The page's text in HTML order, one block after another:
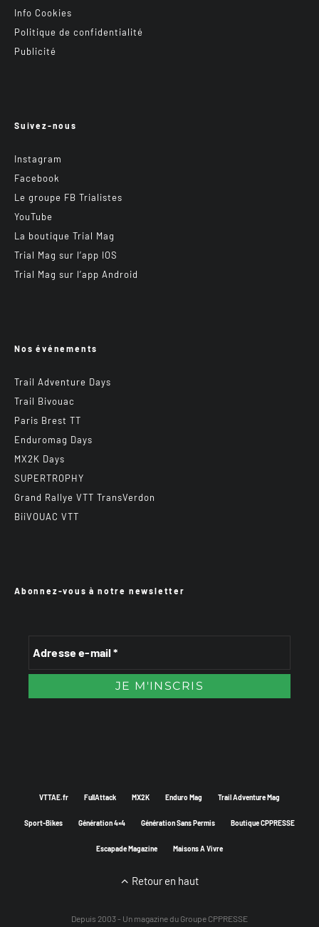
Info Cookies
Politique de confidentialité
Publicité
Suivez-nous
Instagram
Facebook
Le groupe FB Trialistes
YouTube
La boutique Trial Mag
Trial Mag sur l’app IOS
Trial Mag sur l’app Android
Nos événements
Trail Adventure Days
Trail Bivouac
Paris Brest TT
Enduromag Days
MX2K Days
SUPERTROPHY
Grand Rallye VTT TransVerdon
BiiVOUAC VTT
Abonnez-vous à notre newsletter
VTTAE.fr FullAttack MX2K Enduro Mag Trail Adventure Mag
Sport-Bikes Génération 4×4 Génération Sans Permis Boutique CPPRESSE
Escapade Magazine Maisons A Vivre
Retour en haut
Depuis 2003 - Un magazine du Groupe CPPRESSE